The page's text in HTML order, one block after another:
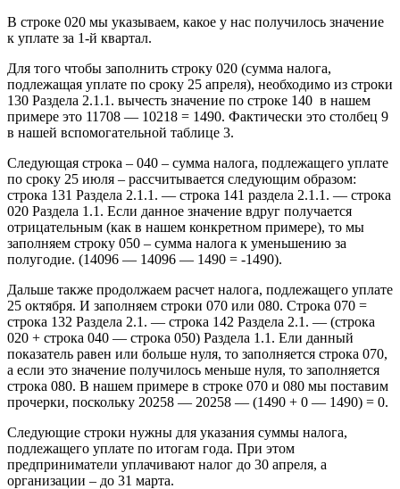
В строке 020 мы указываем, какое у нас получилось значение
к уплате за 1-й квартал.
Для того чтобы заполнить строку 020 (сумма налога,
подлежащая уплате по сроку 25 апреля), необходимо из строки
130 Раздела 2.1.1. вычесть значение по строке 140 в нашем
примере это 11708 — 10218 = 1490. Фактически это столбец 9
в нашей вспомогательной таблице 3.
Следующая строка – 040 – сумма налога, подлежащего уплате
по сроку 25 июля – рассчитывается следующим образом:
строка 131 Раздела 2.1.1. — строка 141 раздела 2.1.1. — строка
020 Раздела 1.1. Если данное значение вдруг получается
отрицательным (как в нашем конкретном примере), то мы
заполняем строку 050 – сумма налога к уменьшению за
полугодие. (14096 — 14096 — 1490 = -1490).
Дальше также продолжаем расчет налога, подлежащего уплате
25 октября. И заполняем строки 070 или 080. Строка 070 =
строка 132 Раздела 2.1. — строка 142 Раздела 2.1. — (строка
020 + строка 040 — строка 050) Раздела 1.1. Ели данный
показатель равен или больше нуля, то заполняется строка 070,
а если это значение получилось меньше нуля, то заполняется
строка 080. В нашем примере в строке 070 и 080 мы поставим
прочерки, поскольку 20258 — 20258 — (1490 + 0 — 1490) = 0.
Следующие строки нужны для указания суммы налога,
подлежащего уплате по итогам года. При этом
предприниматели уплачивают налог до 30 апреля, а
организации – до 31 марта.